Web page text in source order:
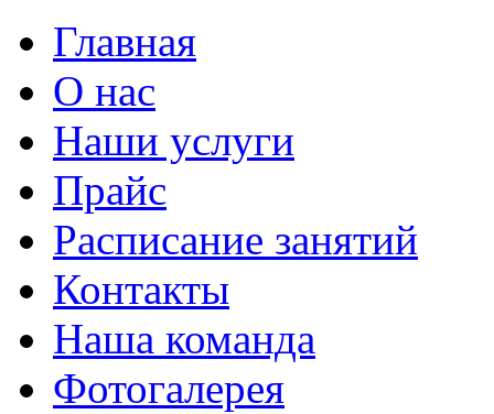
Главная
О нас
Наши услуги
Прайс
Расписание занятий
Контакты
Наша команда
Фотогалерея